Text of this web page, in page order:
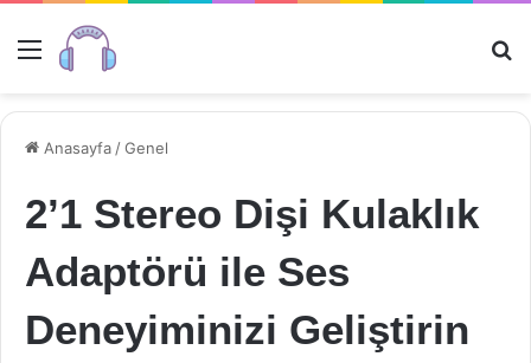
Menü
Anasayfa /Genel
2’1 Stereo Dişi Kulaklık
Adaptörü ile Ses
Deneyiminizi Geliştirin